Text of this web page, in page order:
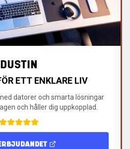
DUSTIN
ETT ENKLARE LIV
datorer och smarta lösningar
och håller dig uppkopplad.